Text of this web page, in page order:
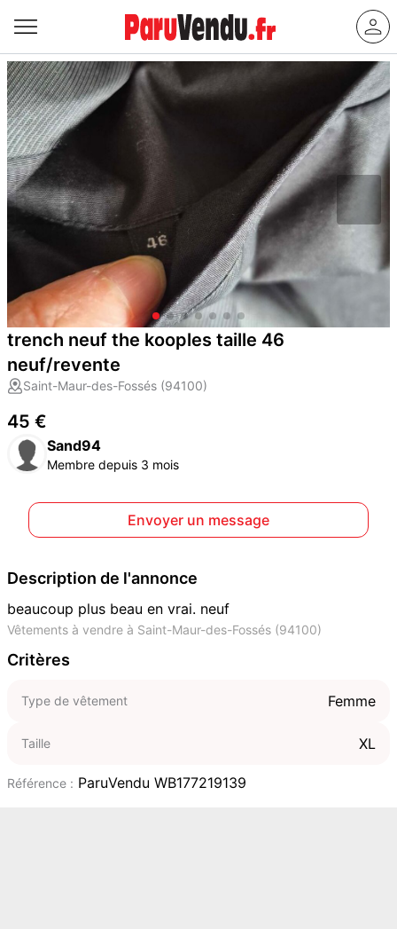
trench neuf the kooples taille 46
neuf/revente
Saint-Maur-des-Fossés (94100)
45 €
Sand94
Membre depuis 3 mois
Envoyer un message
Description de l'annonce
beaucoup plus beau en vrai. neuf
Vêtements à vendre à Saint-Maur-des-Fossés (94100)
Critères
Type de vêtement Femme
Taille XL
Référence : ParuVendu WB177219139